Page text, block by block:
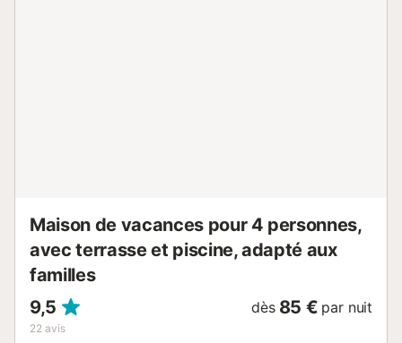
Maison de vacances pour 4 personnes,
avec terrasse et piscine, adapté aux
familles
9,5
22 avis
dès 85 € par nuit